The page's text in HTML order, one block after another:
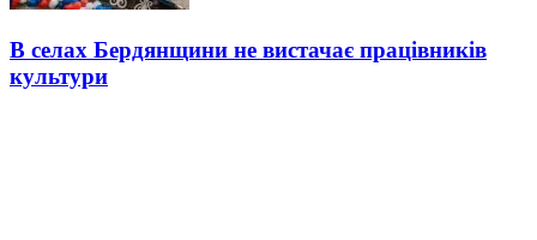
В селах Бердянщини не вистачає працівників
культури